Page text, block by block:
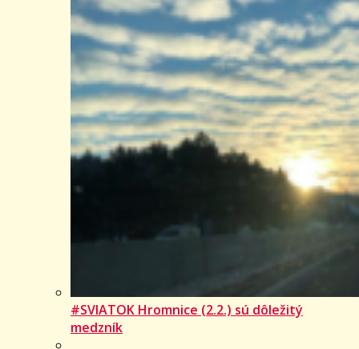
#SVIATOK Hromnice (2.2.) sú dôležitý
medzník